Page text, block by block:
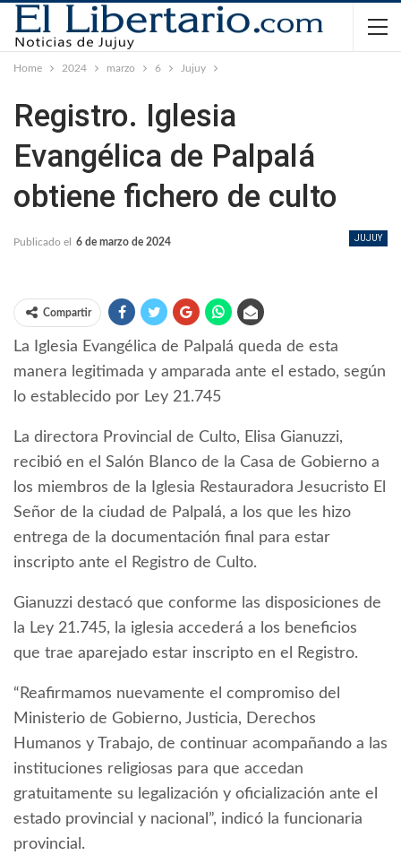
Home 2024 marzo 6 Jujuy
Registro. Iglesia
Evangélica de Palpalá
obtiene fichero de culto
JUJUY
Publicado el 6 de marzo de 2024
Compartir
La Iglesia Evangélica de Palpalá queda de esta
manera legitimada y amparada ante el estado, según
lo establecido por Ley 21.745
La directora Provincial de Culto, Elisa Gianuzzi,
recibió en el Salón Blanco de la Casa de Gobierno a
los miembros de la Iglesia Restauradora Jesucristo El
Señor de la ciudad de Palpalá, a los que les hizo
entrega de la documentación final para estar
inscripto ante el Registro de Culto.
Gianuzzi destacó que conforme las disposiciones de
la Ley 21.745, la iglesia accederá a los beneficios
que trae aparejado estar inscripto en el Registro.
“Reafirmamos nuevamente el compromiso del
Ministerio de Gobierno, Justicia, Derechos
Humanos y Trabajo, de continuar acompañando a las
instituciones religiosas para que accedan
gratuitamente su legalización y oficialización ante el
estado provincial y nacional”, indicó la funcionaria
provincial.